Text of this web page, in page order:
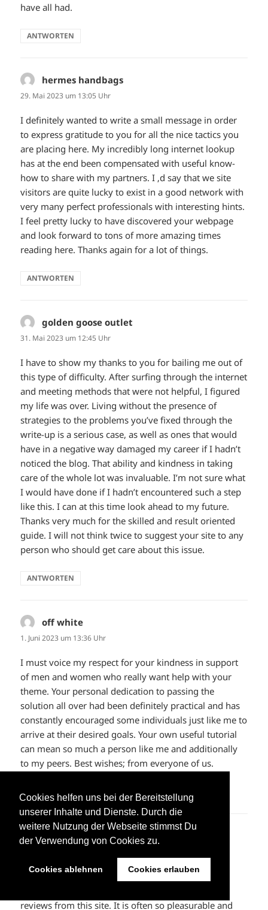
Cookies helfen uns bei der Bereitstellung
unserer Inhalte und Dienste. Durch die
weitere Nutzung der Webseite stimmst Du
der Verwendung von Cookies zu.
Cookies ablehnen Cookies erlauben
have all had.
ANTWORTEN
hermes handbags
29. Mai 2023 um 13:05 Uhr
I definitely wanted to write a small message in order
to express gratitude to you for all the nice tactics you
are placing here. My incredibly long internet lookup
has at the end been compensated with useful know-
how to share with my partners. I ‚d say that we site
visitors are quite lucky to exist in a good network with
very many perfect professionals with interesting hints.
I feel pretty lucky to have discovered your webpage
and look forward to tons of more amazing times
reading here. Thanks again for a lot of things.
ANTWORTEN
golden goose outlet
31. Mai 2023 um 12:45 Uhr
I have to show my thanks to you for bailing me out of
this type of difficulty. After surfing through the internet
and meeting methods that were not helpful, I figured
my life was over. Living without the presence of
strategies to the problems you’ve fixed through the
write-up is a serious case, as well as ones that would
have in a negative way damaged my career if I hadn’t
noticed the blog. That ability and kindness in taking
care of the whole lot was invaluable. I’m not sure what
I would have done if I hadn’t encountered such a step
like this. I can at this time look ahead to my future.
Thanks very much for the skilled and result oriented
guide. I will not think twice to suggest your site to any
person who should get care about this issue.
ANTWORTEN
off white
1. Juni 2023 um 13:36 Uhr
I must voice my respect for your kindness in support
of men and women who really want help with your
theme. Your personal dedication to passing the
solution all over had been definitely practical and has
constantly encouraged some individuals just like me to
arrive at their desired goals. Your own useful tutorial
can mean so much a person like me and additionally
to my peers. Best wishes; from everyone of us.
ANTWORTEN
hermes birkin sagt:
Thanks so much for providing individuals with an
reviews from this site. It is often so pleasurable and